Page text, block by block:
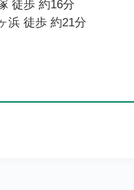
徒歩 約16分
浜 徒歩 約21分